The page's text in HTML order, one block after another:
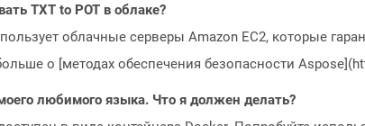
TXT to POT в облаке?
облачные серверы Amazon EC2, которые
о [методах обеспечения безопасности
любимого языка. Что я должен делать?